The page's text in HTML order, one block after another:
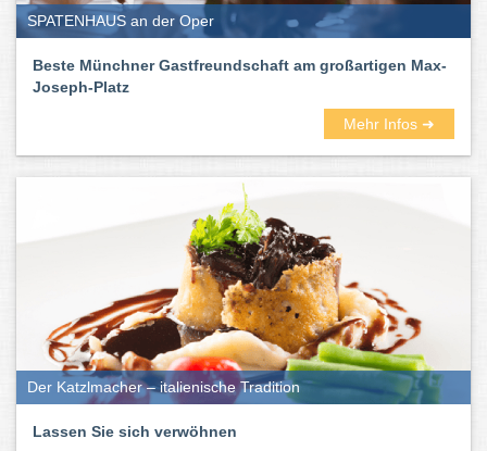
SPATENHAUS an der Oper
Beste Münchner Gastfreundschaft am großartigen Max-
Joseph-Platz
Mehr Infos ➜
Der Katzlmacher – italienische Tradition
Lassen Sie sich verwöhnen